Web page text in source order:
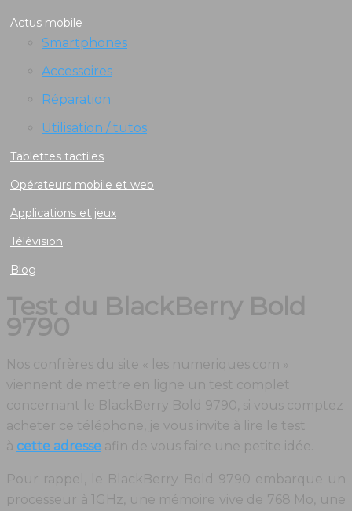
Actus mobile
Smartphones
Accessoires
Réparation
Utilisation / tutos
Tablettes tactiles
Opérateurs mobile et web
Applications et jeux
Télévision
Blog
Test du BlackBerry Bold
9790
Nos confrères du site « les numeriques.com »
viennent de mettre en ligne un test complet
concernant le BlackBerry Bold 9790, si vous comptez
acheter ce téléphone, je vous invite à lire le test
à cette adresse afin de vous faire une petite idée.
Pour rappel, le BlackBerry Bold 9790 embarque un
processeur à 1GHz, une mémoire vive de 768 Mo, une